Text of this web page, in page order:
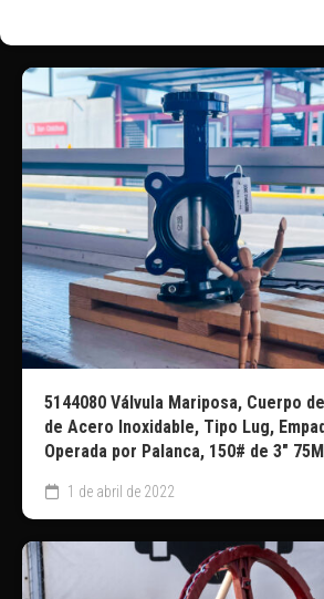
5144080 Válvula Mariposa, Cuerpo
de Acero Inoxidable, Tipo Lug,
Operada por Palanca, 150# de 3″
1 de abril de 2022